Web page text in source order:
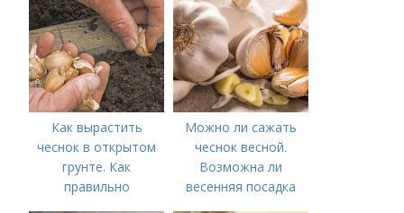
Как вырастить
чеснок в открытом
грунте. Как
правильно
Можно ли сажать
чеснок весной.
Возможна ли
весенняя посадка